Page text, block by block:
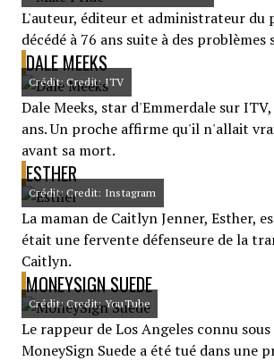
L'auteur, éditeur et administrateur du
décédé à 76 ans suite à des problèmes
DALE MEEKS
Crédit: Credit: ITV
Dale Meeks, star d'Emmerdale sur ITV,
ans. Un proche affirme qu'il n'allait
avant sa mort.
ESTHER
Crédit: Credit: Instagram
La maman de Caitlyn Jenner, Esther,
était une fervente défenseure de la
Caitlyn.
MONEYSIGN SUEDE
Crédit: Credit: YouTube
Le rappeur de Los Angeles connu
MoneySign Suede a été tué dans une